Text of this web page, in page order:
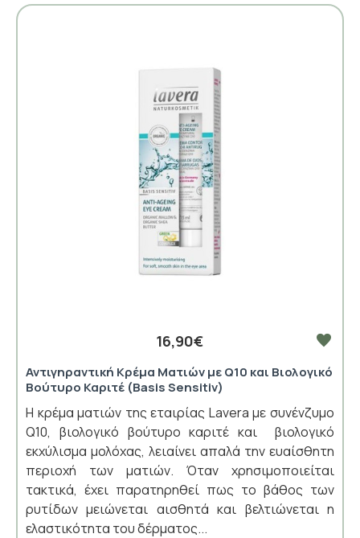
16,90€
Αντιγηραντική Κρέμα Ματιών με Q10 και Βιολογικό
Βούτυρο Καριτέ (Basis Sensitiv)
Η κρέμα ματιών της εταιρίας Lavera με συνένζυμο
Q10, βιολογικό βούτυρο καριτέ και βιολογικό
εκχύλισμα μολόχας, λειαίνει απαλά την ευαίσθητη
περιοχή των ματιών. Όταν χρησιμοποιείται
τακτικά, έχει παρατηρηθεί πως το βάθος των
ρυτίδων μειώνεται αισθητά και βελτιώνεται η
ελαστικότητα του δέρματος...